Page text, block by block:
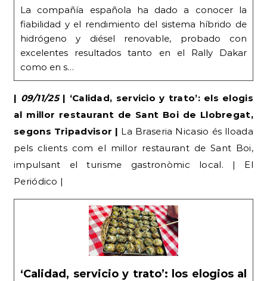
La compañía española ha dado a conocer la
fiabilidad y el rendimiento del sistema híbrido de
hidrógeno y diésel renovable, probado con
excelentes resultados tanto en el Rally Dakar
como en s…
| 09/11/25| ‘Calidad, servicio y trato’: els elogis
al millor restaurant de Sant Boi de Llobregat,
segons Tripadvisor | La Braseria Nicasio és lloada
pels clients com el millor restaurant de Sant Boi,
impulsant el turisme gastronòmic local. | El
Periódico |
‘Calidad, servicio y trato’: los elogios al